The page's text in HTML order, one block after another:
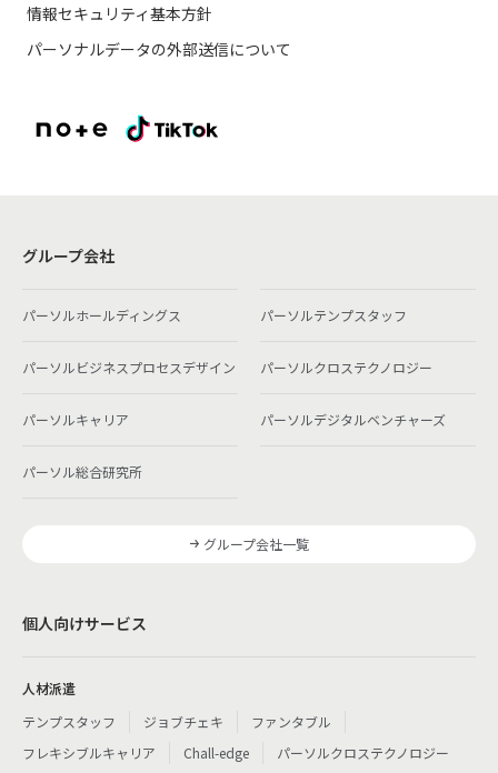
情報セキュリティ基本方針
パーソナルデータの外部送信について
グループ会社
パーソルホールディングス パーソルテンプスタッフ
パーソルビジネスプロセスデザイン パーソルクロステクノロジー
パーソルキャリア パーソルデジタルベンチャーズ
パーソル総合研究所
グループ会社一覧
個人向けサービス
人材派遣
テンプスタッフ
ジョブチェキ
ファンタブル
フレキシブルキャリア
Chall-edge パーソルクロステクノロジー